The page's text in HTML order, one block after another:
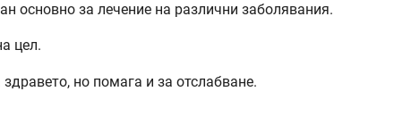
основно за лечение на различни заболявания.
цел.
но помага и за отслабване.